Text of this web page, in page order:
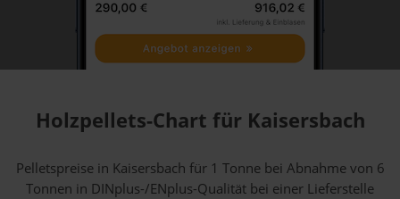
Holzpellets-Chart für Kaisersbach
Pelletspreise in Kaisersbach für 1 Tonne bei Abnahmevon 6
Tonnen in DINplus-/ENplus-Qualität bei einer Lieferstelle